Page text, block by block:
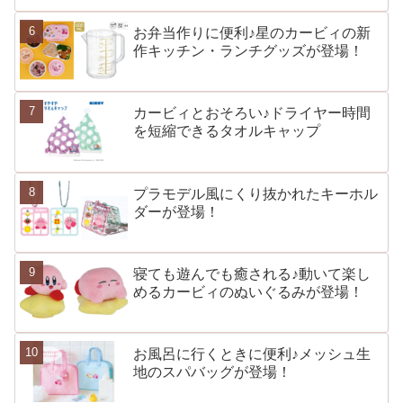
お弁当作りに便利♪星のカービィの新
作キッチン・ランチグッズが登場！
カービィとおそろい♪ドライヤー時間
を短縮できるタオルキャップ
プラモデル風にくり抜かれたキーホル
ダーが登場！
寝ても遊んでも癒される♪動いて楽し
めるカービィのぬいぐるみが登場！
お風呂に行くときに便利♪メッシュ生
地のスパバッグが登場！